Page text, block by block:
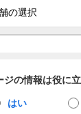
の選択
ジの情報は役に
はい